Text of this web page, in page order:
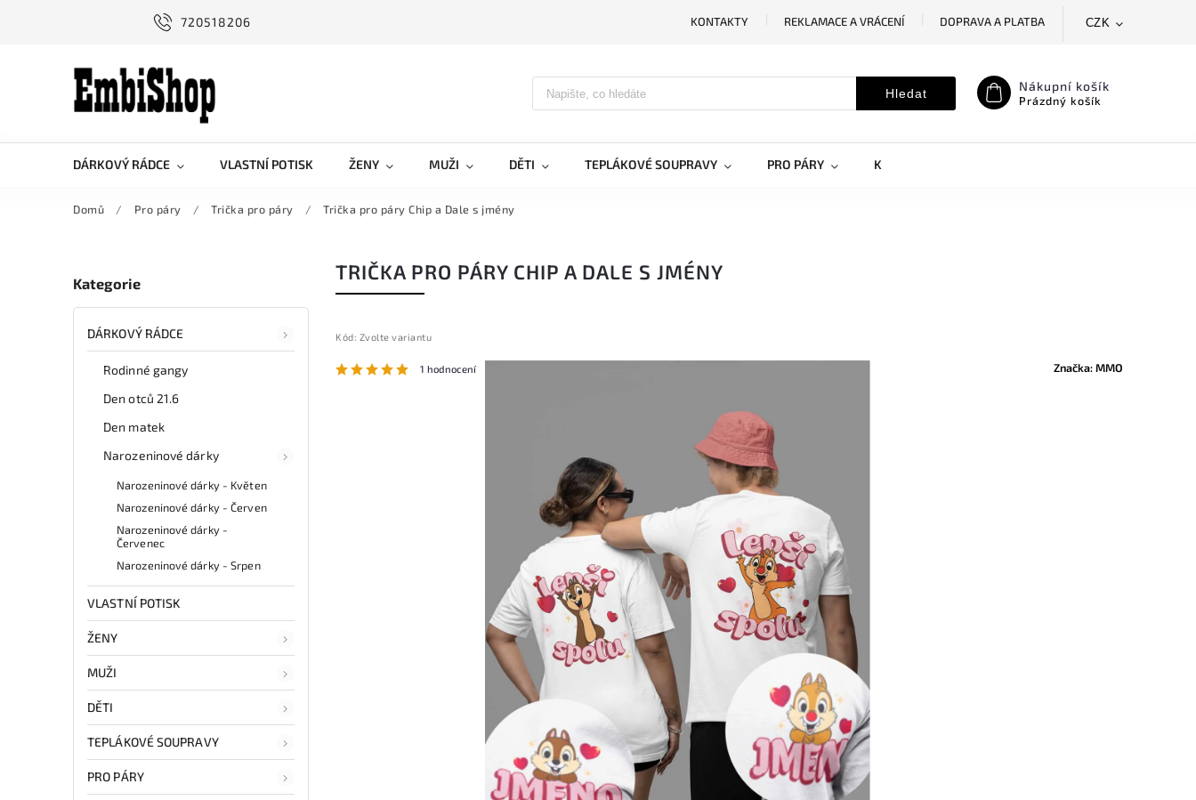
720518206 KONTAKTY REKLAMACE A VRÁCENÍ
DOPRAVA A PLATBA
CZK
Hledat Nákupní košík
Prázdný košík
DÁRKOVÝ RÁDCE VLASTNÍ POTISK ŽENY MUŽI DĚTI TEPLÁKOVÉ SOUPRAVY PRO PÁRY KRYTY NA MOBILY
Domů / Pro páry / Trička pro páry / Trička pro páry Chip a Dale s jmény
Kategorie
DÁRKOVÝ RÁDCE
Rodinné gangy
Den otců 21.6
Den matek
Narozeninové dárky
Narozeninové dárky - Květen
Narozeninové dárky - Červen
Narozeninové dárky -
Červenec
Narozeninové dárky - Srpen
VLASTNÍ POTISK
ŽENY
MUŽI
DĚTI
TEPLÁKOVÉ SOUPRAVY
PRO PÁRY
TRIČKA PRO PÁRY CHIP A DALE S JMÉNY
Kód: Zvolte variantu
1 hodnocení Značka:MMO